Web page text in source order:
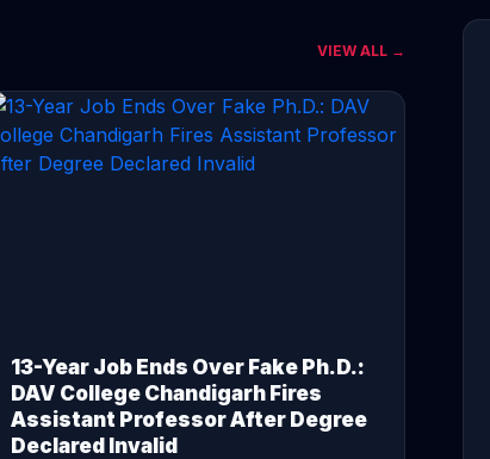
VIEW ALL →
13-Year Job Ends Over Fake Ph.D.:
DAV College Chandigarh Fires
Assistant Professor After Degree
Declared Invalid